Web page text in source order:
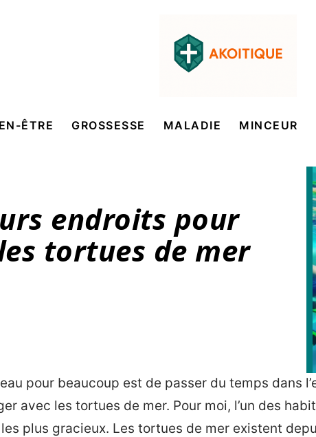
ÊTRE GROSSESSE MALADIE MINCEUR
endroits pour
tortues de mer
pour beaucoup est de passer du temps dans
avec les tortues de mer. Pour moi, l’un des
plus gracieux. Les tortues de mer existent